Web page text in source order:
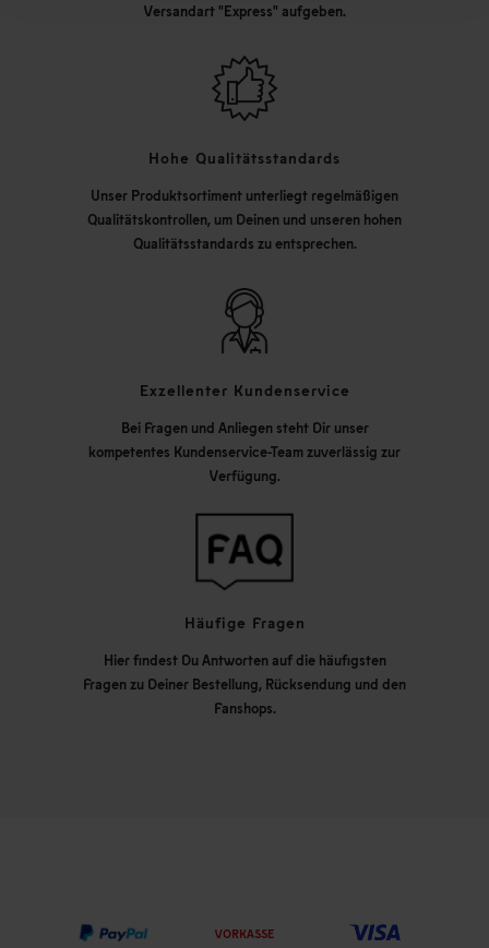
Versandart "Express" aufgeben.
Hohe Qualitätsstandards
Unser Produktsortiment unterliegt regelmäßigen
Qualitätskontrollen, um Deinen und unseren hohen
Qualitätsstandards zu entsprechen.
Exzellenter Kundenservice
Bei Fragen und Anliegen steht Dir unser
kompetentes Kundenservice-Team zuverlässig zur
Verfügung.
Häufige Fragen
Hier findest Du Antworten auf die häufigsten
Fragen zu Deiner Bestellung, Rücksendung und den
Fanshops.
VORKASSE